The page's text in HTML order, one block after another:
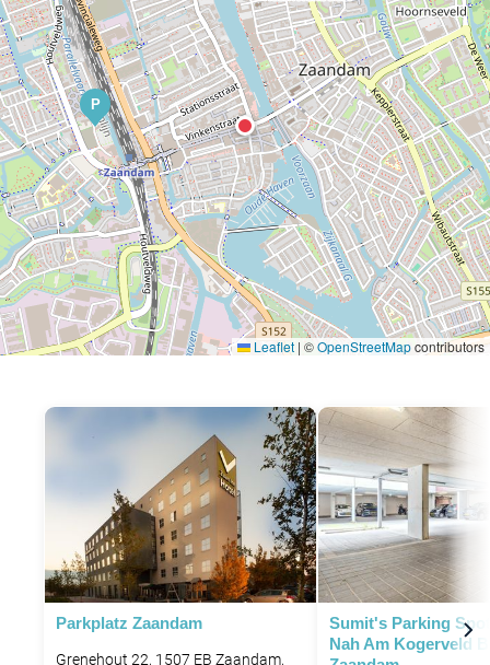
P
Leaflet | ©OpenStreetMapcontributors
Parkplatz Zaandam
Grenehout 22, 1507 EB Zaandam,
Sumit's Parking
Nah Am Kogerveld